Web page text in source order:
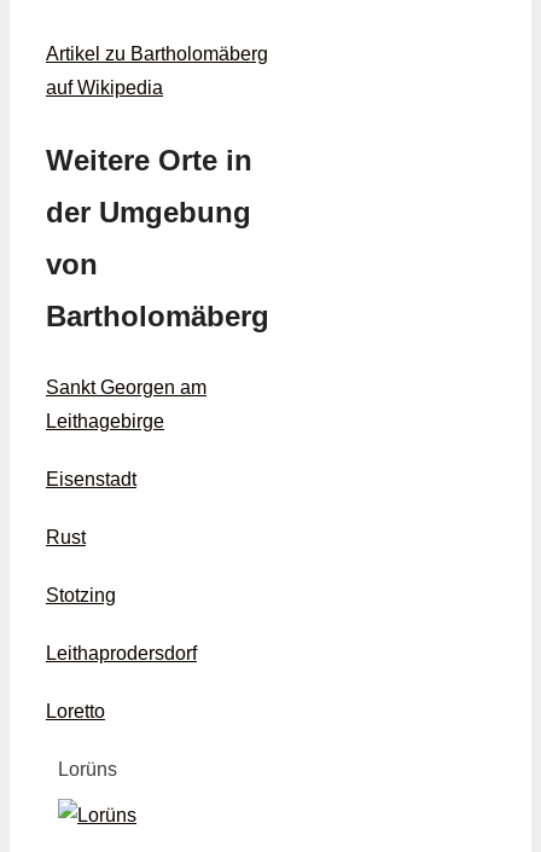
Artikel zu Bartholomäberg
auf Wikipedia
Weitere Orte in
der Umgebung
von
Bartholomäberg
Sankt Georgen am
Leithagebirge
Eisenstadt
Rust
Stotzing
Leithaprodersdorf
Loretto
Lorüns